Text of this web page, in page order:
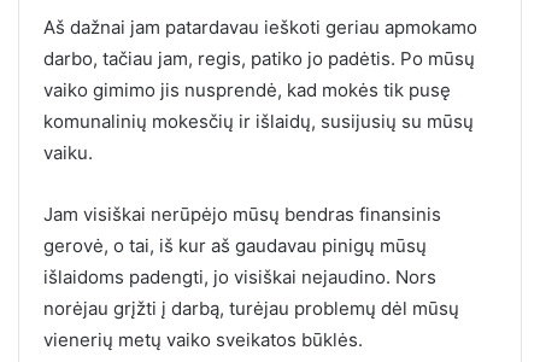
Aš dažnai jam patardavau ieškoti geriau apmokamo
darbo, tačiau jam, regis, patiko jo padėtis. Po mūsų
vaiko gimimo jis nusprendė, kad mokės tik pusę
komunalinių mokesčių ir išlaidų, susijusių su mūsų
vaiku.
Jam visiškai nerūpėjo mūsų bendras finansinis
gerovė, o tai, iš kur aš gaudavau pinigų mūsų
išlaidoms padengti, jo visiškai nejaudino. Nors
norėjau grįžti į darbą, turėjau problemų dėl mūsų
vienerių metų vaiko sveikatos būklės.